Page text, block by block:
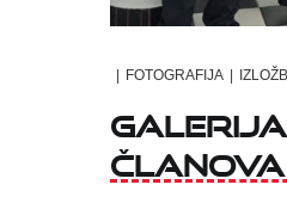
| FOTOGRAFIJA |